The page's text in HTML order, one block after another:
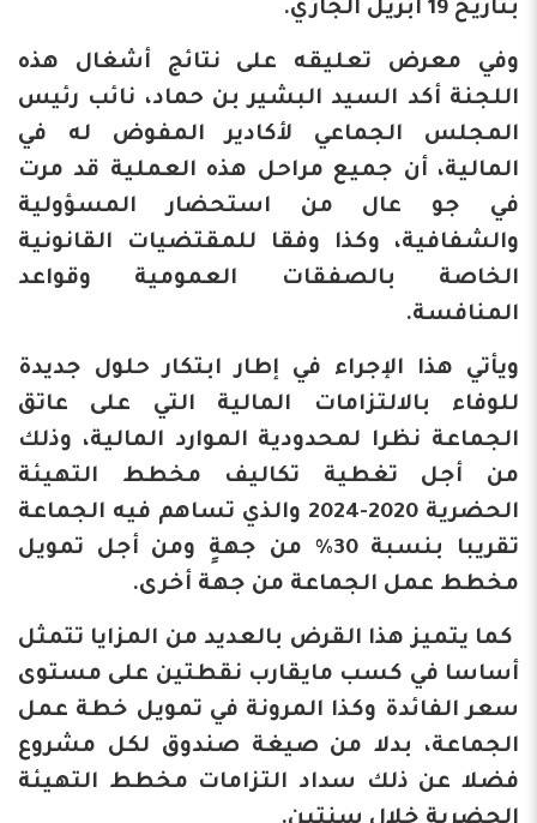
بتاريخ 19 أبريل الجاري.
وفي معرض تعليقه على نتائج أشغال هذه
اللجنة أكد السيد البشير بن حماد، نائب رئيس
المجلس الجماعي لأكادير المفوض له في
المالية، أن جميع مراحل هذه العملية قد مرت
في جو عال من استحضار المسؤولية
والشفافية، وكذا وفقا للمقتضيات القانونية
الخاصة بالصفقات العمومية وقواعد
المنافسة.
ويأتي هذا الإجراء في إطار ابتكار حلول جديدة
للوفاء بالالتزامات المالية التي على عاتق
الجماعة نظرا لمحدودية الموارد المالية، وذلك
من أجل تغطية تكاليف مخطط التهيئة
الحضرية 2020-2024 والذي تساهم فيه الجماعة
تقريبا بنسبة 30% من جهةٍ ومن أجل تمويل
مخطط عمل الجماعة من جهة أخرى.
كما يتميز هذا القرض بالعديد من المزايا تتمثل
أساسا في كسب مايقارب نقطتين على مستوى
سعر الفائدة وكذا المرونة في تمويل خطة عمل
الجماعة، بدلا من صيغة صندوق لكل مشروع
فضلا عن ذلك سداد التزامات مخطط التهيئة